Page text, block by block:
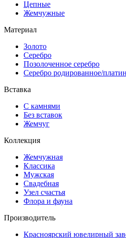
Цепные
Жемчужные
Материал
Золото
Серебро
Позолоченное серебро
Серебро родированное/
Вставка
С камнями
Без вставок
Жемчуг
Коллекция
Жемчужная
Классика
Мужская
Свадебная
Узел счастья
Флора и фауна
Производитель
Красноярский ювелирный